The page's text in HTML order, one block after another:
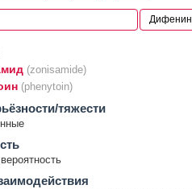
(zonisamide)
(phenytoin)
тяжести